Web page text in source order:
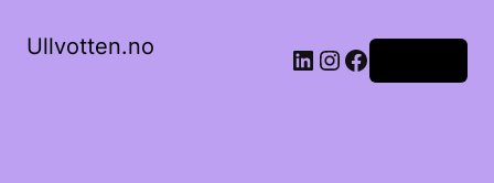
Ullvotten.no LinkedIn
Instagram
Facebook